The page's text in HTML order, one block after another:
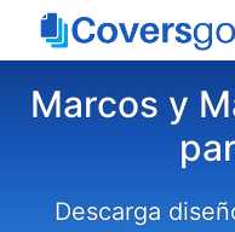
Saltar
Marcos y
Descarga